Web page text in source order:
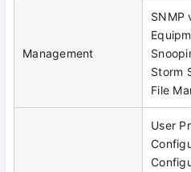
Management
SNMP
Storm
File
User